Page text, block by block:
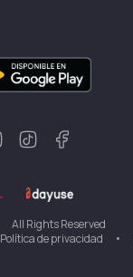
All Rights Reserved
Política de privacidad •